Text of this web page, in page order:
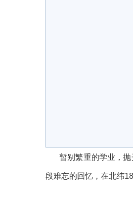
暂别繁重的学业，
段难忘的回忆，在北纬18